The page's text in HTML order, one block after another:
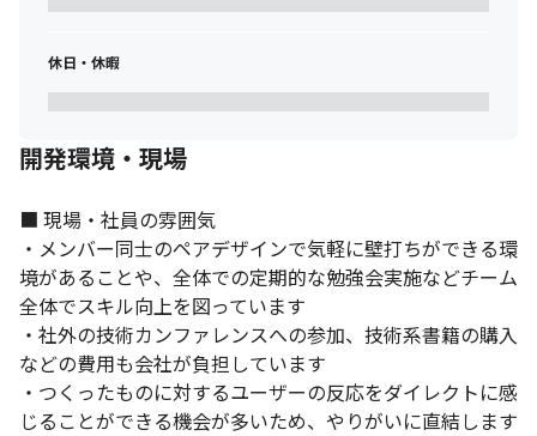
社内でのミーティングでは意見交換を積極的に行っています。
休日・休暇
開発環境・現場
■ 現場・社員の雰囲気
・メンバー同士のペアデザインで気軽に壁打ちができる環
境があることや、全体での定期的な勉強会実施などチーム
全体でスキル向上を図っています
・社外の技術カンファレンスへの参加、技術系書籍の購入
などの費用も会社が負担しています
・つくったものに対するユーザーの反応をダイレクトに感
じることができる機会が多いため、やりがいに直結します